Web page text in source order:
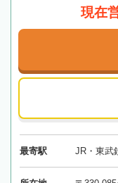
現在
最寄駅 JR・東武